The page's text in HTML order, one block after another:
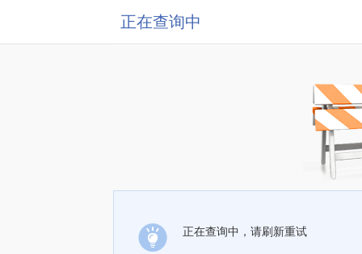
正在查询中
正在查询中，请刷新重试